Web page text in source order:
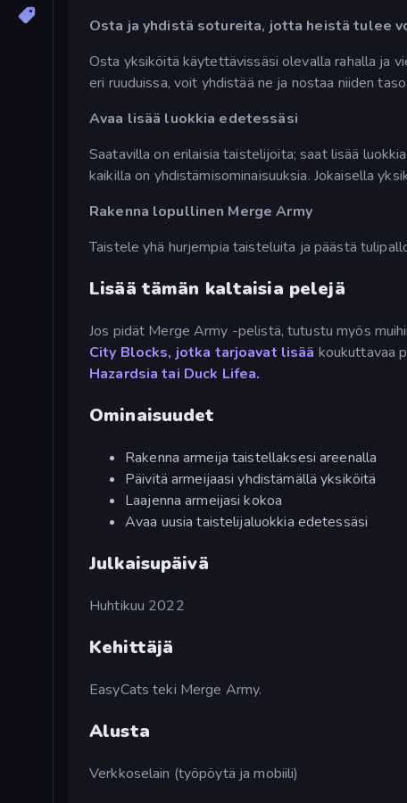
Osta ja yhdistä sotureita, jotta heistä tulee
Osta yksiköitä käytettävissäsi olevalla rahalla ja
eri ruuduissa, voit yhdistää ne ja nostaa niiden
Avaa lisää luokkia edetessäsi
Saatavilla on erilaisia taistelijoita; saat lisää
kaikilla on yhdistämisominaisuuksia. Jokaisella
Rakenna lopullinen Merge Army
Taistele yhä hurjempia taisteluita ja päästä
Lisää tämän kaltaisia pelejä
Jos pidät Merge Army -pelistä, tutustu myös
City Blocks, jotka tarjoavat lisää koukuttavaa
Hazardsia tai Duck Lifea.
Ominaisuudet
Rakenna armeija taistellaksesi areenalla
Päivitä armeijaasi yhdistämällä yksiköitä
Laajenna armeijasi kokoa
Avaa uusia taistelijaluokkia edetessäsi
Julkaisupäivä
Huhtikuu 2022
Kehittäjä
EasyCats teki Merge Army.
Alusta
Verkkoselain (työpöytä ja mobiili)